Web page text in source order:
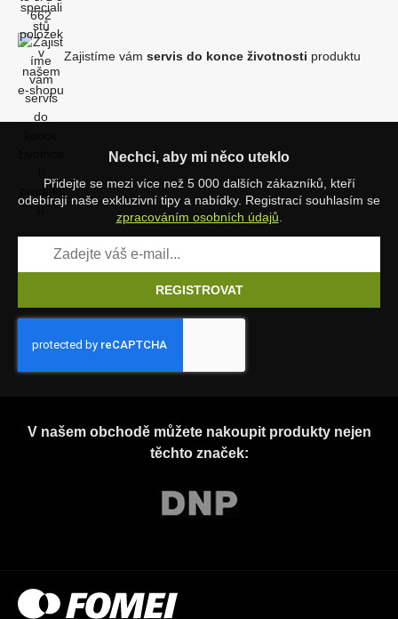
Zajistíme vám servis do konce životnosti produktu
Nechci, aby mi něco uteklo
Přidejte se mezi více než 5 000 dalších zákazníků, kteří
odebírají naše exkluzivní tipy a nabídky. Registrací souhlasím se
zpracováním osobních údajů
REGISTROVAT
V našem obchodě můžete nakoupit produkty nejen
těchto značek: